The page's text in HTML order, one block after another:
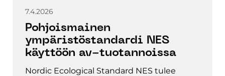
7.4.2026
Pohjoismainen
ympäristöstandardi NES
käyttöön av-tuotannoissa
Nordic Ecological Standard NES tulee